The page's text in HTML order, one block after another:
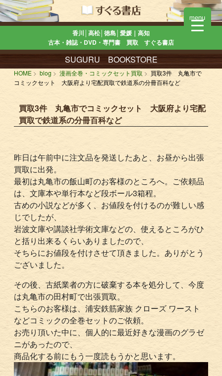
香川│高松│徳島│愛媛｜高知
古本・雑誌・DVD・専門書 買取 すぐる書店
SUGURU BOOKSTORE
HOME blog 漫画全巻・コミックセット買取
買取3件 丸亀市で
コミックセット 大阪府より宅配買取で鉄道系の分冊百科など
買取3件 丸亀市でコミックセット 大阪府より宅配
買取で鉄道系の分冊百科など
昨日は午前中に注文品を発送したあと、お昼から出張
買取に出発。
最初は丸亀市の飯山町のお客様のところへ。ご依頼品
は、文庫本や単行本など段ボール3箱程。
古めの小説などが多く、お値段を付けるのが難しい感
じでしたが、
岩波文庫や講談社学術文庫などの、使えるところがひ
と括り出来るくらいありましたので、
そちらにお値段を付けさせて頂きました。ありがとう
ございました。
その後、古紙業者の方に破棄する本を処分して、今度
は丸亀市の田村町で出張買取。
こちらのお客様は、浦安鉄筋家族 クローズ ワースト
などコミックの全巻セットのご依頼。
お売り頂いた中に、個人的に最近好きな漫画のグラゼ
ニがあったので、
商品化する前にもう一度読もうかと思います。
menu